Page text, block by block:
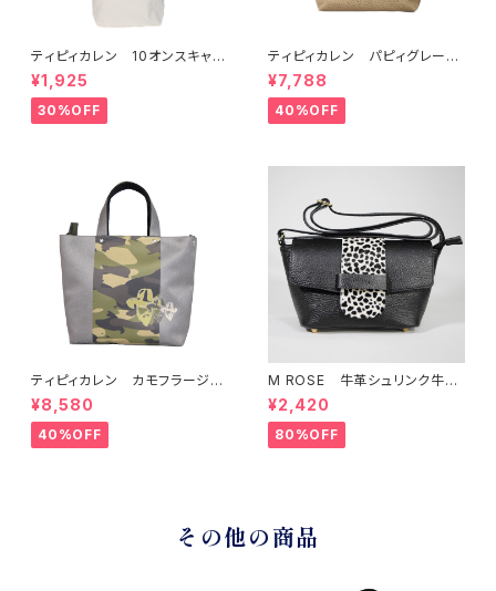
ティピィカレン 10オンスキャン
バス外ポケット縦長マイバッグ
¥1,925
30%OFF
ティピィカレン パピィグレーテ
リア2WAYハンドバッグ
¥7,788
40%OFF
ティピィカレン カモフラージュ
柄スクエア2WAYバッグ
¥8,580
40%OFF
M ROSE 牛革シュリンク牛毛
ダルメシアンプリントフラップシ
ョルダーバッグ ブラック
¥2,420
80%OFF
その他の商品